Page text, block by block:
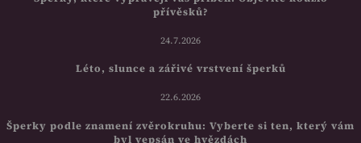
přívěsků?
24.7.2026
Léto, slunce a zářivé vrstvení šperků
22.6.2026
Šperky podle znamení zvěrokruhu: Vyberte si ten, který vám
byl vepsán ve hvězdách